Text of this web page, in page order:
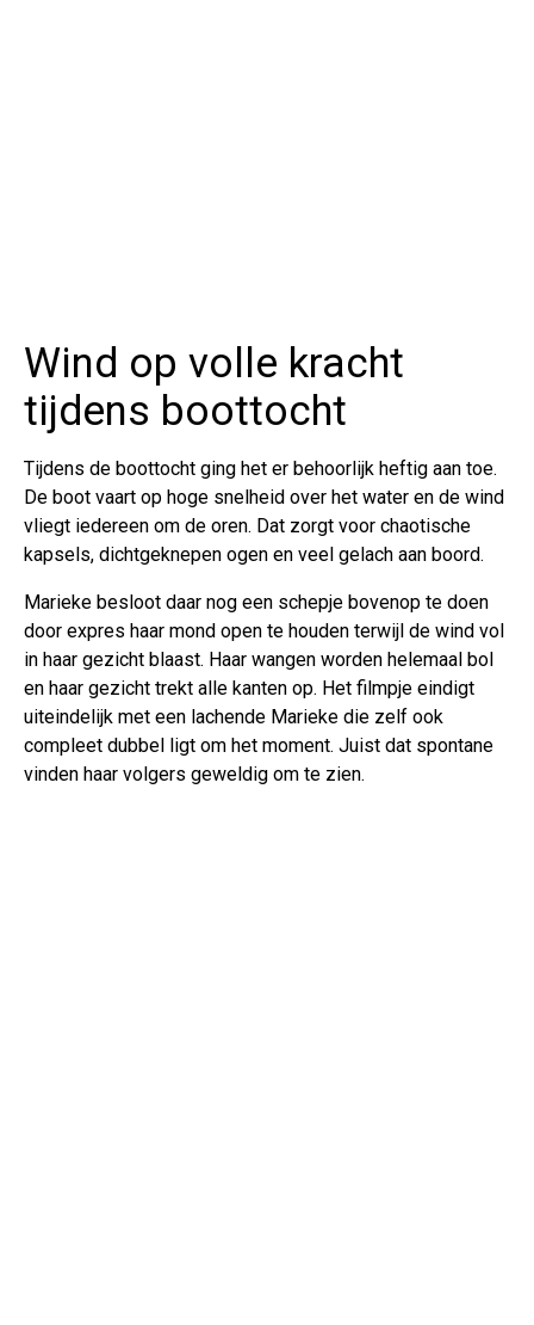
Wind op volle kracht
tijdens boottocht
Tijdens de boottocht ging het er behoorlijk heftig aan toe.
De boot vaart op hoge snelheid over het water en de wind
vliegt iedereen om de oren. Dat zorgt voor chaotische
kapsels, dichtgeknepen ogen en veel gelach aan boord.
Marieke besloot daar nog een schepje bovenop te doen
door expres haar mond open te houden terwijl de wind vol
in haar gezicht blaast. Haar wangen worden helemaal bol
en haar gezicht trekt alle kanten op. Het filmpje eindigt
uiteindelijk met een lachende Marieke die zelf ook
compleet dubbel ligt om het moment. Juist dat spontane
vinden haar volgers geweldig om te zien.